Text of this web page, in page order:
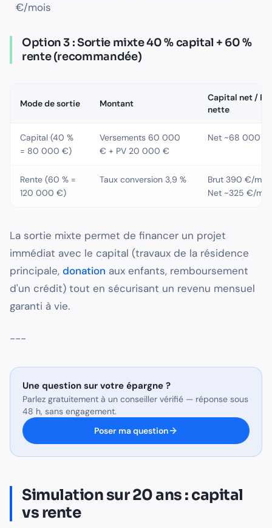
€/mois
Option 3 : Sortie mixte 40 % capital + 60 %
rente (recommandée)
Mode de sortie Montant
Capital net /
nette
Capital (40 %
= 80 000 €)
Versements 60 000
€ + PV 20 000 €
Net ~68 000 €
Rente (60 % =
120 000 €)
Taux conversion 3,9 %
Brut 390 €/
Net ~325 €/
La sortie mixte permet de financer un projet
immédiat avec le capital (travaux de la résidence
principale, donation aux enfants, remboursement
d'un crédit) tout en sécurisant un revenu mensuel
garanti à vie.
---
Une question sur votre épargne ?
Parlez gratuitement à un conseiller vérifié — réponse sous
48 h, sans engagement.
Poser ma question
Simulation sur 20 ans : capital
vs rente